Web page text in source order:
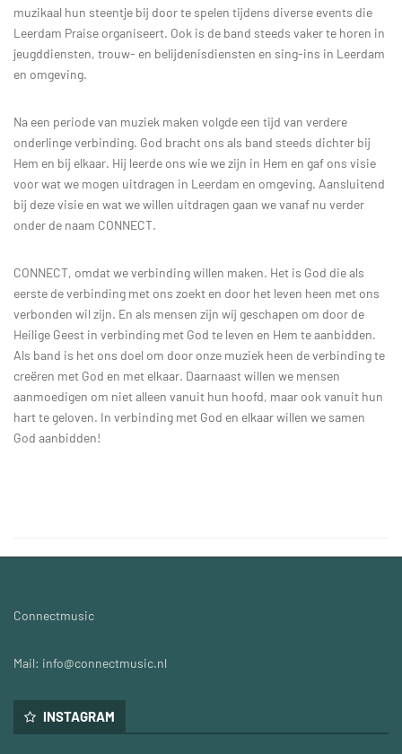
muzikaal hun steentje bij door te spelen tijdens diverse events die
Leerdam Praise organiseert. Ook is de band steeds vaker te horen in
jeugddiensten, trouw- en belijdenisdiensten en sing-ins in Leerdam
en omgeving.
Na een periode van muziek maken volgde een tijd van verdere
onderlinge verbinding. God bracht ons als band steeds dichter bij
Hem en bij elkaar. Hij leerde ons wie we zijn in Hem en gaf ons visie
voor wat we mogen uitdragen in Leerdam en omgeving. Aansluitend
bij deze visie en wat we willen uitdragen gaan we vanaf nu verder
onder de naam CONNECT.
CONNECT, omdat we verbinding willen maken. Het is God die als
eerste de verbinding met ons zoekt en door het leven heen met ons
verbonden wil zijn. En als mensen zijn wij geschapen om door de
Heilige Geest in verbinding met God te leven en Hem te aanbidden.
Als band is het ons doel om door onze muziek heen de verbinding te
creëren met God en met elkaar. Daarnaast willen we mensen
aanmoedigen om niet alleen vanuit hun hoofd, maar ook vanuit hun
hart te geloven. In verbinding met God en elkaar willen we samen
God aanbidden!
Connectmusic
Mail: info@connectmusic.nl
INSTAGRAM